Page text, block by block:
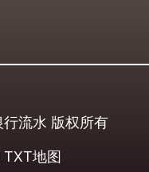
流水 版权所有
TXT地图